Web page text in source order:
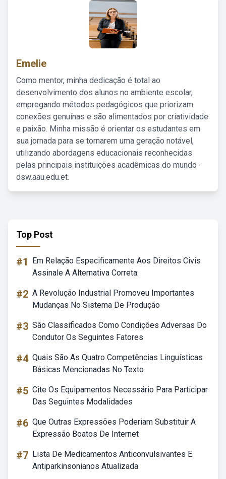
Emelie
Como mentor, minha dedicação é total ao
desenvolvimento dos alunos no ambiente escolar,
empregando métodos pedagógicos que priorizam
conexões genuínas e são alimentados por criatividade
e paixão. Minha missão é orientar os estudantes em
sua jornada para se tornarem uma geração notável,
utilizando abordagens educacionais reconhecidas
pelas principais instituições acadêmicas do mundo -
dsw.aau.edu.et.
Top Post
#1
Em Relação Especificamente Aos Direitos Civis
Assinale A Alternativa Correta:
#2 A Revolução Industrial Promoveu Importantes
Mudanças No Sistema De Produção
#3 São Classificados Como Condições Adversas Do
Condutor Os Seguintes Fatores
#4 Quais São As Quatro Competências Linguísticas
Básicas Mencionadas No Texto
#5 Cite Os Equipamentos Necessário Para Participar
Das Seguintes Modalidades
#6 Que Outras Expressões Poderiam Substituir A
Expressão Boatos De Internet
#7 Lista De Medicamentos Anticonvulsivantes E
Antiparkinsonianos Atualizada